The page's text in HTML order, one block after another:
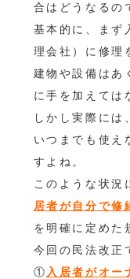
合はどうなるの
基本的に、まず
理会社）に修理
建物や設備はあ
に手を加えては
しかし実際には
いつまでも使え
すよね。
このような状況
居者が自分で修
を明確に定めた
今回の民法改正
① 入居者がオー